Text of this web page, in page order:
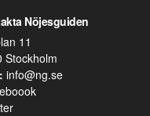
Nöjesguiden
11
Stockholm
info@ng.se